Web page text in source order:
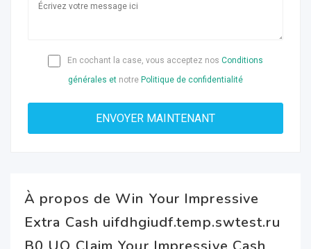
En cochant la case, vous acceptez nos Conditions
générales et notre Politique de confidentialité
À propos de Win Your Impressive
Extra Cash uifdhgiudf.temp.swtest.ru